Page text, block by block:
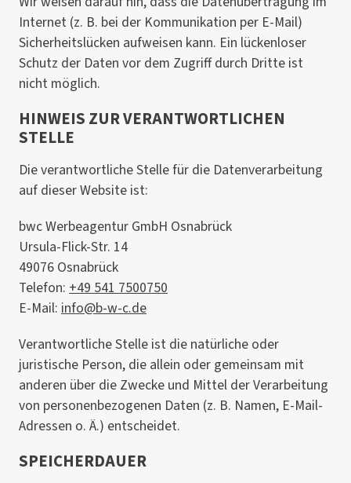
Internet (z. B. bei der Kommunikation per E-Mail)
Sicherheitslücken aufweisen kann. Ein lückenloser
Schutz der Daten vor dem Zugriff durch Dritte ist
nicht möglich.
HINWEIS ZUR VERANTWORTLICHEN
STELLE
Die verantwortliche Stelle für die Datenverarbeitung
auf dieser Website ist:
bwc Werbeagentur GmbH Osnabrück
Ursula-Flick-Str. 14
49076 Osnabrück
Telefon: +49 541 7500750
E-Mail: info@b-w-c.de
Verantwortliche Stelle ist die natürliche oder
juristische Person, die allein oder gemeinsam mit
anderen über die Zwecke und Mittel der Verarbeitung
von personenbezogenen Daten (z. B. Namen, E-Mail-
Adressen o. Ä.) entscheidet.
SPEICHERDAUER